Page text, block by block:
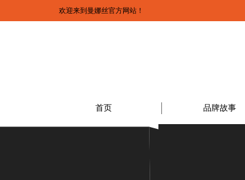
欢迎来到曼娜丝官方网站！
首页 品牌故事